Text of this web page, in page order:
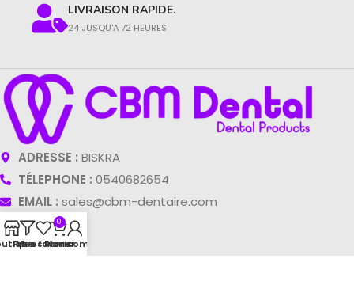
LIVRAISON RAPIDE.
24 JUSQU'A 72 HEURES
ADRESSE : BISKRA
TÉLEPHONE : 0540682654
EMAIL : sales@cbm-dentaire.com
LIENS RAPIDES
Filtres
Mes favoris
0
Panier
Mon compte